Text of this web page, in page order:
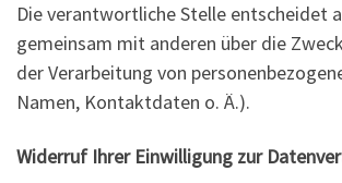
Die verantwortliche Stelle entscheidet
gemeinsam mit anderen über die
der Verarbeitung von
Namen, Kontaktdaten o. Ä.).
Widerruf Ihrer Einwilligung zur